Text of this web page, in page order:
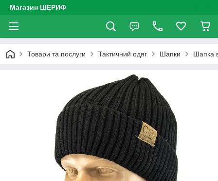
Магазин ШЕРИФ
Товари та послуги Тактичний одяг Шапки Шапка